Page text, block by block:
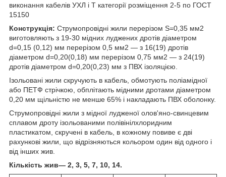
виконання кабелів УХЛ і Т категорії розміщення 2-5 по ГОСТ
15150
Конструкція: Струмопровідні жили перерізом S=0,35 мм2
виготовляють з 19-30 мідних луджених дротів діаметром
d=0,15 (0,12) мм перерізом 0,5 мм2 ― з 16(19) дротів
діаметром d=0,20(0,18) мм перерізом 0,75 мм2 ― з 24(19)
дротів діаметром d=0,20(0,23) мм з ПВХ ізоляцією.
Ізольовані жили скручують в кабель, обмотують поліамідної
або ПЕТФ стрічкою, обплітають мідними дротами діаметром
0,20 мм щільністю не менше 65% і накладають ПВХ оболонку.
Струмопровідні жили з мідної лудженої олов'яно-свинцевим
сплавом дроту ізольованими полівінілхлоридним
пластикатом, скручені в кабель, в кожному повиве є дві
рахункові жили, що відрізняються кольором один від одного і
від інших жив.
Кількість жив― 2, 3, 5, 7, 10, 14.